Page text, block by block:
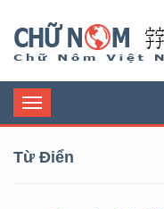
Toggle
navigation
Từ Điển